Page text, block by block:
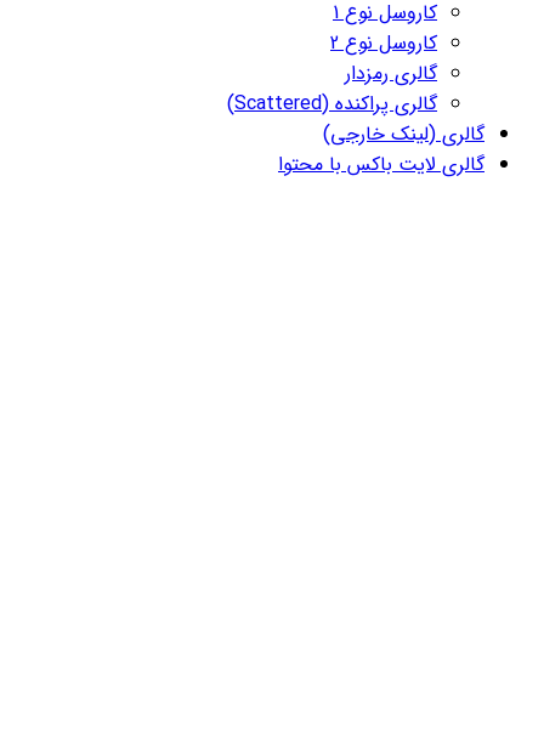
کاروسل نوع 1
کاروسل نوع 2
گالری رمزدار
گالری پراکنده (Scattered)
گالری (لینک خارجی)
گالری لایت باکس با محتوا